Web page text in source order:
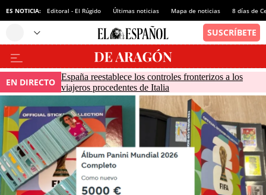
ES NOTICIA: Editoral - El Rúgido Últimas noticias Mapa de noticias 8 días de
EN DIRECTO España reestablece los controles fronterizos a los
viajeros procedentes de Italia